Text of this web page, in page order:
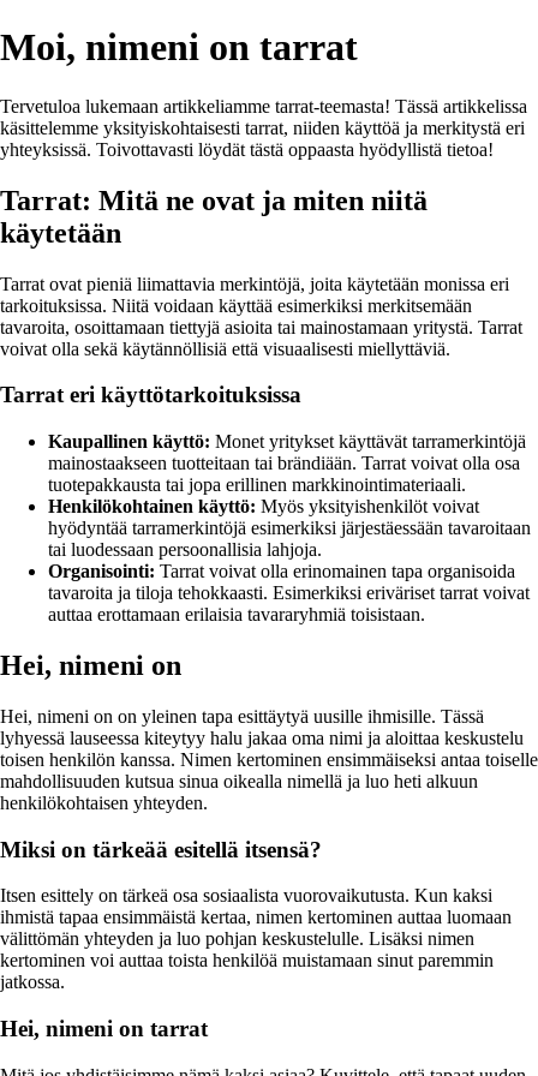
Moi, nimeni on tarrat
Tervetuloa lukemaan artikkeliamme tarrat-teemasta! Tässä artikkelissa
käsittelemme yksityiskohtaisesti tarrat, niiden käyttöä ja merkitystä eri
yhteyksissä. Toivottavasti löydät tästä oppaasta hyödyllistä tietoa!
Tarrat: Mitä ne ovat ja miten niitä
käytetään
Tarrat ovat pieniä liimattavia merkintöjä, joita käytetään monissa eri
tarkoituksissa. Niitä voidaan käyttää esimerkiksi merkitsemään
tavaroita, osoittamaan tiettyjä asioita tai mainostamaan yritystä. Tarrat
voivat olla sekä käytännöllisiä että visuaalisesti miellyttäviä.
Tarrat eri käyttötarkoituksissa
Kaupallinen käyttö: Monet yritykset käyttävät tarramerkintöjä
mainostaakseen tuotteitaan tai brändiään. Tarrat voivat olla osa
tuotepakkausta tai jopa erillinen markkinointimateriaali.
Henkilökohtainen käyttö: Myös yksityishenkilöt voivat
hyödyntää tarramerkintöjä esimerkiksi järjestäessään tavaroitaan
tai luodessaan persoonallisia lahjoja.
Organisointi: Tarrat voivat olla erinomainen tapa organisoida
tavaroita ja tiloja tehokkaasti. Esimerkiksi eriväriset tarrat voivat
auttaa erottamaan erilaisia tavararyhmiä toisistaan.
Hei, nimeni on
Hei, nimeni on on yleinen tapa esittäytyä uusille ihmisille. Tässä
lyhyessä lauseessa kiteytyy halu jakaa oma nimi ja aloittaa keskustelu
toisen henkilön kanssa. Nimen kertominen ensimmäiseksi antaa toiselle
mahdollisuuden kutsua sinua oikealla nimellä ja luo heti alkuun
henkilökohtaisen yhteyden.
Miksi on tärkeää esitellä itsensä?
Itsen esittely on tärkeä osa sosiaalista vuorovaikutusta. Kun kaksi
ihmistä tapaa ensimmäistä kertaa, nimen kertominen auttaa luomaan
välittömän yhteyden ja luo pohjan keskustelulle. Lisäksi nimen
kertominen voi auttaa toista henkilöä muistamaan sinut paremmin
jatkossa.
Hei, nimeni on tarrat